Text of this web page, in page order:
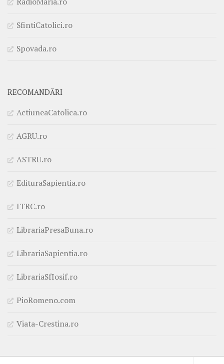
SfintiCatolici.ro
Spovada.ro
RECOMANDĂRI
ActiuneaCatolica.ro
AGRU.ro
ASTRU.ro
EdituraSapientia.ro
ITRC.ro
LibrariaPresaBuna.ro
LibrariaSapientia.ro
LibrariaSfIosif.ro
PioRomeno.com
Viata-Crestina.ro